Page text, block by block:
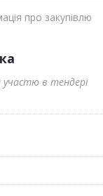
про закупівлю
участю в тендері